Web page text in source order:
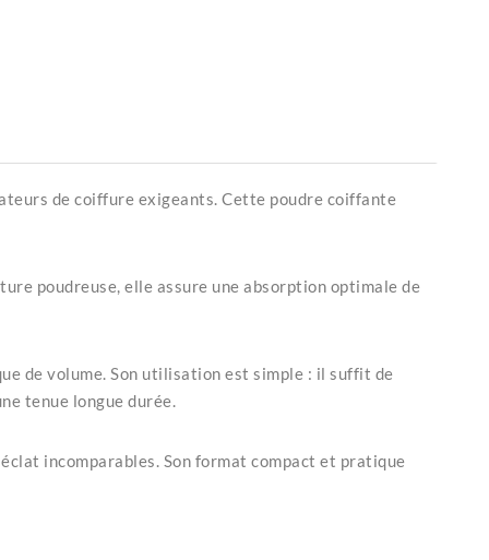
de coiffure exigeants. Cette poudre coiffante
poudreuse, elle assure une absorption optimale de
de volume. Son utilisation est simple : il suffit de
tenue longue durée.
incomparables. Son format compact et pratique